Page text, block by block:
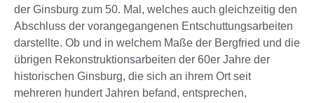
der Ginsburg zum 50. Mal, welches auch gleichzeitig den
Abschluss der vorangegangenen Entschuttungsarbeiten
darstellte. Ob und in welchem Maße der Bergfried und die
übrigen Rekonstruktionsarbeiten der 60er Jahre der
historischen Ginsburg, die sich an ihrem Ort seit
mehreren hundert Jahren befand, entsprechen,